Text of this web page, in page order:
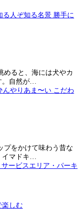
めると、海には犬やカ
。自然が…
プをかけて味わう昔な
イマドキ…
楽しむ